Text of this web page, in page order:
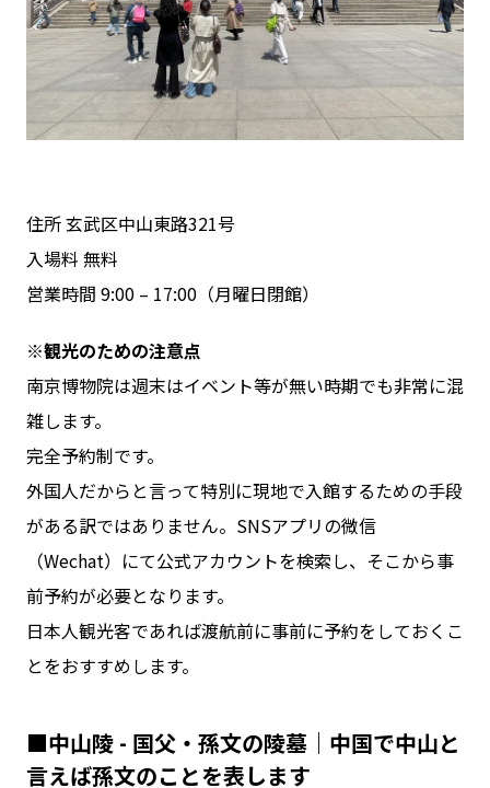
住所 玄武区中山東路321号
入場料 無料
営業時間 9:00 – 17:00（月曜日閉館）
※観光のための注意点
南京博物院は週末はイベント等が無い時期でも非常に混
雑します。
完全予約制です。
外国人だからと言って特別に現地で入館するための手段
がある訳ではありません。SNSアプリの微信
（Wechat）にて公式アカウントを検索し、そこから事
前予約が必要となります。
日本人観光客であれば渡航前に事前に予約をしておくこ
とをおすすめします。
■中山陵 - 国父・孫文の陵墓｜中国で中山と
言えば孫文のことを表します